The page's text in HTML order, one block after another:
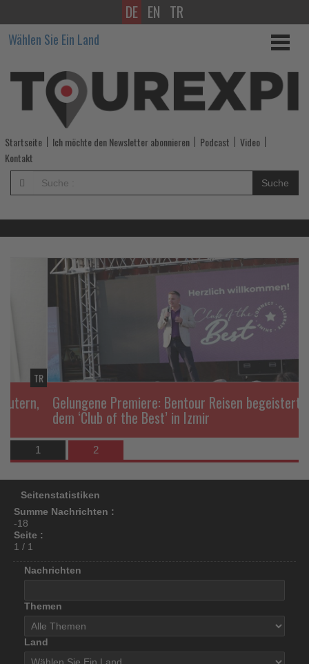
Wissen,
was
im
Tourismus
los
ist!
Wissen,
was
Tourismus
DE EN TR
Wählen Sie Ein Land
Startseite Ich möchte den Newsletter abonnieren Podcast
Video
Kontakt
Suche
Gelungene Premiere: Bentour Reisen begeistert mit
dem ‘Club of the Best’ in Izmir
1 2
Seitenstatistiken
Summe Nachrichten :
-18
Seite :
1 / 1
Nachrichten
Themen
Land